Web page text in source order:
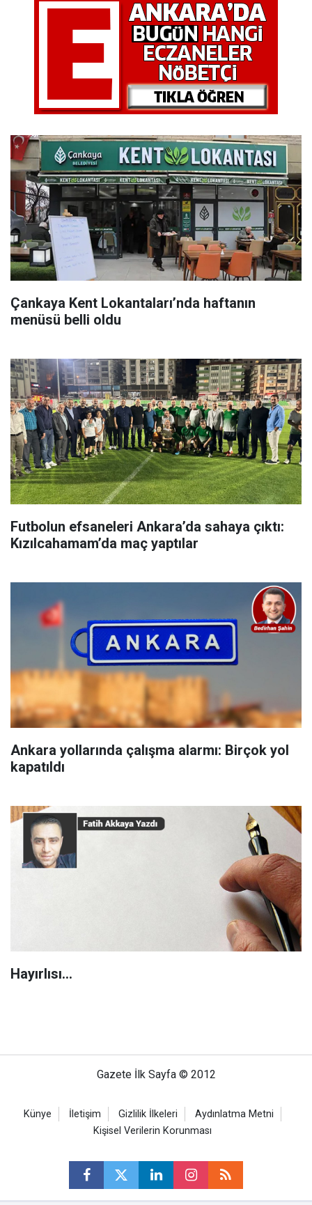
Çankaya Kent Lokantaları’nda haftanın
menüsü belli oldu
Futbolun efsaneleri Ankara’da sahaya çıktı:
Kızılcahamam’da maç yaptılar
Ankara yollarında çalışma alarmı: Birçok yol
kapatıldı
Hayırlısı…
Gazete İlk Sayfa © 2012
Künye İletişim Gizlilik İlkeleri
Aydınlatma Metni
Kişisel Verilerin Korunması